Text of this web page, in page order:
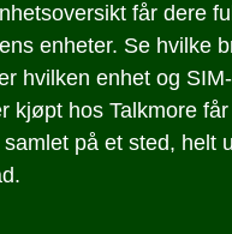
får dere
enheter. Se hvilke
hvilken enhet og
kjøpt hos Talkmore
samlet på et sted, helt